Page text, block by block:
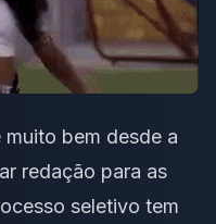
bem desde a
redação para as
seletivo tem